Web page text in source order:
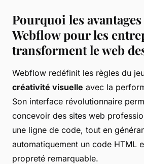
Pourquoi les
Webflow pour les
transforment le web
Webflow redéfinit les règles du
créativité visuelle avec la
Son interface révolutionnaire
concevoir des sites web
une ligne de code, tout en
automatiquement un code HTML
propreté remarquable.